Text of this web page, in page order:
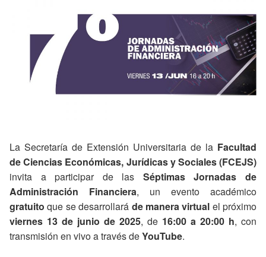
La Secretaría de Extensión Universitaria de la Facultad
de Ciencias Económicas, Jurídicas y Sociales (FCEJS)
invita a participar de las Séptimas Jornadas de
Administración Financiera, un evento académico
gratuito que se desarrollará de manera virtual el próximo
viernes 13 de junio de 2025, de 16:00 a 20:00 h, con
transmisión en vivo a través deYouTube.